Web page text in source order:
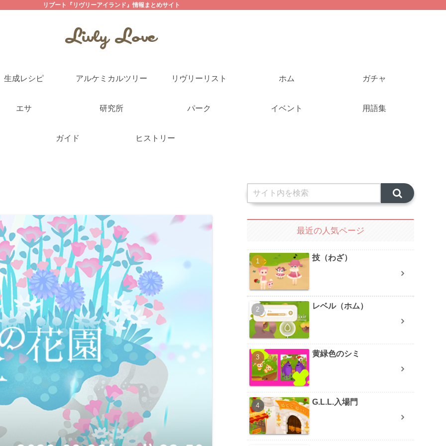
リブート『リヴリーアイランド』情報まとめサイト
生成レシピ アルケミカルツリー リヴリーリスト ホム ガチャ
エサ 研究所 パーク イベント 用語集
ガイド ヒストリー
最近の人気ページ
技（わざ）
レベル（ホム）
黄緑色のシミ
G.L.L.入場門